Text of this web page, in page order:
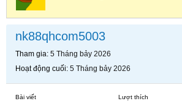
nk88qhcom5003
Tham gia 5 Tháng bảy 2026
Hoạt động cuối 5 Tháng bảy 2026
Bài viết Lượt thích